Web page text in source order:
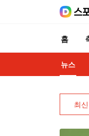
홈
뉴스
최